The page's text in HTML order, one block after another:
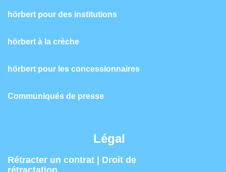
hörbert pour des institutions
hörbert à la crèche
hörbert pour les concessionnaires
Communiqués de presse
Légal
Rétracter un contrat | Droit de
rétractation